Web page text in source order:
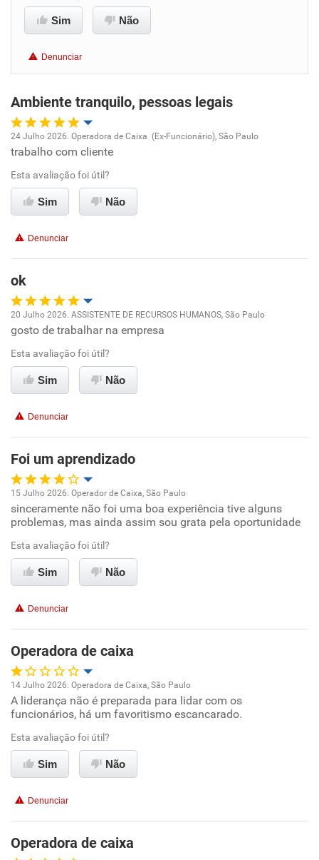
Ambiente de trabalho
Benefícios
Não recomenda esta empresa
Não recomenda a diretoria
Sim Não
Denunciar
Ambiente tranquilo, pessoas legais
Oportunidade de promoção
Ambiente de trabalho
Benefícios
Recomenda esta empresa
Recomenda a diretoria
24 Julho 2026. Operadora de Caixa (Ex-Funcionário), São Paulo
trabalho com cliente
Esta avaliação foi útil?
Sim Não
Denunciar
ok
Oportunidade de promoção
Ambiente de trabalho
Benefícios
Recomenda esta empresa
20 Julho 2026. ASSISTENTE DE RECURSOS HUMANOS, São Paulo
gosto de trabalhar na empresa
Esta avaliação foi útil?
Sim Não
Denunciar
Foi um aprendizado
Oportunidade de promoção
Ambiente de trabalho
Conciliação com a vida familiar
Não recomenda esta empresa
Não recomenda a diretoria
15 Julho 2026. Operador de Caixa, São Paulo
sinceramente não foi uma boa experiência tive alguns
problemas, mas ainda assim sou grata pela oportunidade
Esta avaliação foi útil?
Sim Não
Denunciar
Operadora de caixa
Oportunidade de promoção
Ambiente de trabalho
Conciliação com a vida familiar
Não recomenda esta empresa
14 Julho 2026. Operadora de Caixa, São Paulo
A liderança não é preparada para lidar com os
funcionários, há um favoritismo escancarado.
Esta avaliação foi útil?
Sim Não
Denunciar
Operadora de caixa